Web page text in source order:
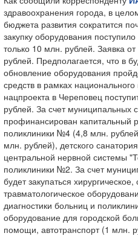
здравоохранения города, в
бюджета развития сократится
закупку оборудования
только 10 млн. рублей. Заявка
рублей. Предполагается, что в
обновление оборудования
средств в рамках
нацпроекта в Череповец
рублей. За счет муниципальных
профинансирован капитальный
поликлиники №4 (4,8 млн.
млн. рублей), детского
центральной нервной системы
поликлиники №2. За счет
будет закупаться
травматологическое
диагностики больниц и
оборудование для городской
помощи, автотранспорт (1 млн.